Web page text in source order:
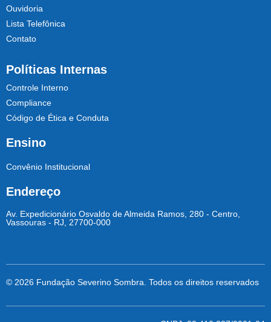
Ouvidoria
Lista Telefônica
Contato
Políticas Internas
Controle Interno
Compliance
Código de Ética e Conduta
Ensino
Convênio Institucional
Endereço
Av. Expedicionário Osvaldo de Almeida Ramos, 280 - Centro,
Vassouras - RJ, 27700-000
© 2026 Fundação Severino Sombra. Todos os direitos reservados